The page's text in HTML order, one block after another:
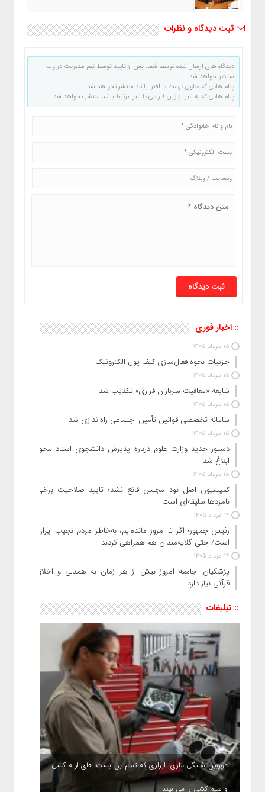
ثبت دیدگاه و نظرات
دیدگاه های ارسال شده توسط شما، پس از تایید توسط تیم مدیریت در وب
منتشر خواهد شد.
پیام هایی که حاوی تهمت یا افترا باشد منتشر نخواهد شد.
پیام هایی که به غیر از زبان فارسی یا غیر مرتبط باشد منتشر نخواهد شد.
:: اخبار فوری
15 مرداد 1405
جزئیات نحوه فعال‌سازی کیف پول الکترونیک
15 مرداد 1405
شایعه «معافیت سربازان فراری» تکذیب شد
15 مرداد 1405
سامانه تخصصی قوانین تأمین اجتماعی راه‌اندازی شد
15 مرداد 1405
دستور جدید وزارت علوم درباره پذیرش دانشجوی استاد محور
ابلاغ شد
15 مرداد 1405
کمیسیون اصل نود مجلس قانع نشد؛ تایید صلاحیت برخی
نامزدها سلیقه‌ای است
14 مرداد 1405
رئیس‌ جمهور؛ اگر تا امروز مانده‌ایم، به‌خاطر مردم نجیب ایران
است/ حتی گلایه‌مندان هم همراهی کردند
14 مرداد 1405
پزشکیان: جامعه امروز بیش از هر زمان به همدلی و اخلاق
قرآنی نیاز دارد
:: تبلیغات
دوربین شلنگی ماری؛ ابزاری که تمام بن بست های لوله کشی
و سیم کشی را می بیند